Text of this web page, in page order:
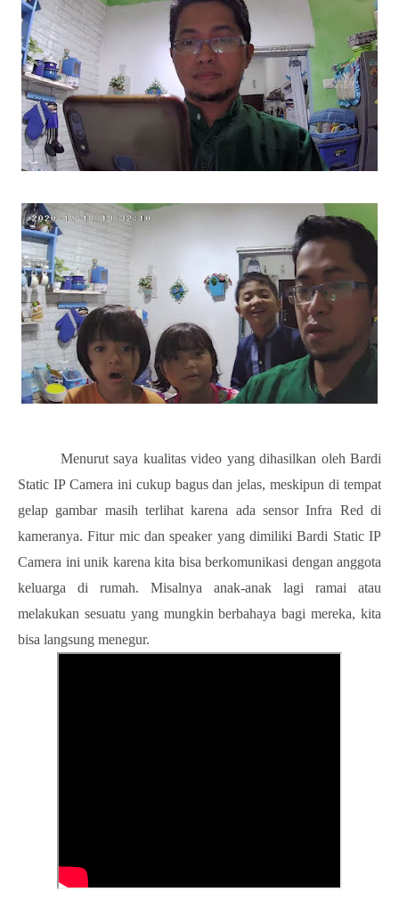
Menurut saya kualitas video yang dihasilkan oleh Bardi
Static IP Camera ini cukup bagus dan jelas, meskipun di tempat
gelap gambar masih terlihat karena ada sensor Infra Red di
kameranya. Fitur mic dan speaker yang dimiliki Bardi Static IP
Camera ini unik karena kita bisa berkomunikasi dengan anggota
keluarga di rumah. Misalnya anak-anak lagi ramai atau
melakukan sesuatu yang mungkin berbahaya bagi mereka, kita
bisa langsung menegur.